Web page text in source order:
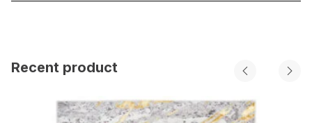
Recent product